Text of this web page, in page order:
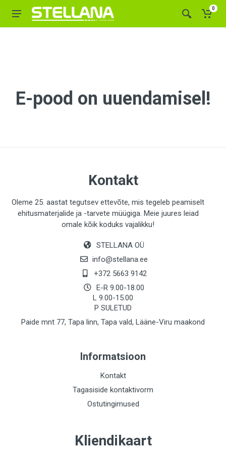
0
E-pood on uuendamisel!
Kontakt
Oleme 25. aastat tegutsev ettevõte, mis tegeleb peamiselt
ehitusmaterjalide ja -tarvete müügiga. Meie juures leiad
omale kõik koduks vajalikku!
STELLANA OÜ
info@stellana.ee
+372 5663 9142
E-R 9.00-18.00
L 9.00-15.00
P SULETUD
Paide mnt 77, Tapa linn, Tapa vald, Lääne-Viru maakond
Informatsioon
Kontakt
Tagasiside kontaktivorm
Ostutingimused
Kliendikaart